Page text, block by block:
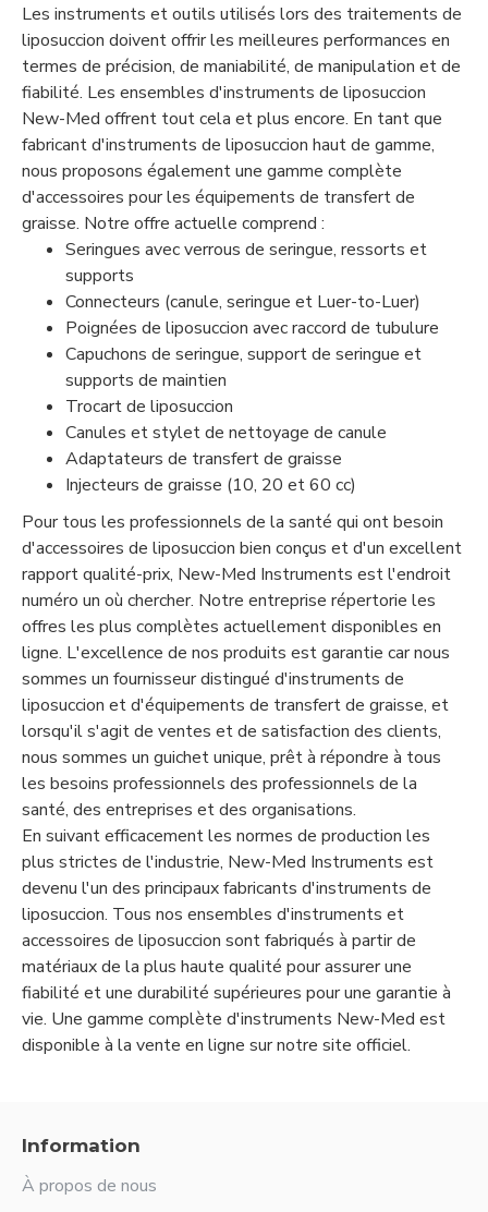
Les instruments et outils utilisés lors des traitements de
liposuccion doivent offrir les meilleures performances en
termes de précision, de maniabilité, de manipulation et de
fiabilité. Les ensembles d'instruments de liposuccion
New-Med offrent tout cela et plus encore. En tant que
fabricant d'instruments de liposuccion haut de gamme,
nous proposons également une gamme complète
d'accessoires pour les équipements de transfert de
graisse. Notre offre actuelle comprend :
Seringues avec verrous de seringue, ressorts et
supports
Connecteurs (canule, seringue et Luer-to-Luer)
Poignées de liposuccion avec raccord de tubulure
Capuchons de seringue, support de seringue et
supports de maintien
Trocart de liposuccion
Canules et stylet de nettoyage de canule
Adaptateurs de transfert de graisse
Injecteurs de graisse (10, 20 et 60 cc)
Pour tous les professionnels de la santé qui ont besoin
d'accessoires de liposuccion bien conçus et d'un excellent
rapport qualité-prix, New-Med Instruments est l'endroit
numéro un où chercher. Notre entreprise répertorie les
offres les plus complètes actuellement disponibles en
ligne. L'excellence de nos produits est garantie car nous
sommes un fournisseur distingué d'instruments de
liposuccion et d'équipements de transfert de graisse, et
lorsqu'il s'agit de ventes et de satisfaction des clients,
nous sommes un guichet unique, prêt à répondre à tous
les besoins professionnels des professionnels de la
santé, des entreprises et des organisations.
En suivant efficacement les normes de production les
plus strictes de l'industrie, New-Med Instruments est
devenu l'un des principaux fabricants d'instruments de
liposuccion. Tous nos ensembles d'instruments et
accessoires de liposuccion sont fabriqués à partir de
matériaux de la plus haute qualité pour assurer une
fiabilité et une durabilité supérieures pour une garantie à
vie. Une gamme complète d'instruments New-Med est
disponible à la vente en ligne sur notre site officiel.
Information
À propos de nous